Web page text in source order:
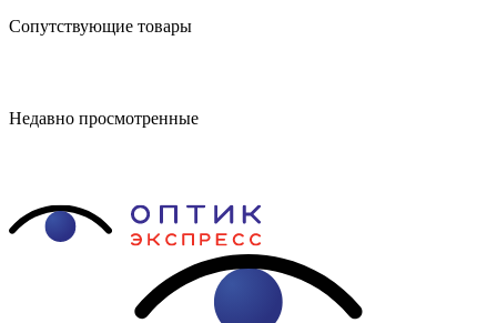
Сопутствующие товары
Недавно просмотренные